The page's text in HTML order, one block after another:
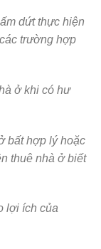
dứt thực hiện
trường hợp
ở khi có hư
bất hợp lý hoặc
thuê nhà ở biết
lợi ích của